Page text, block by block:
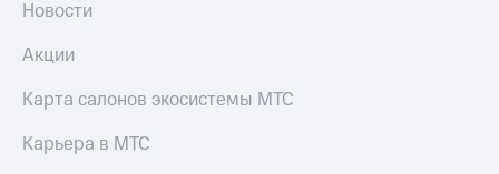
Новости
Акции
Карта салонов экосистемы МТС
Карьера в МТС